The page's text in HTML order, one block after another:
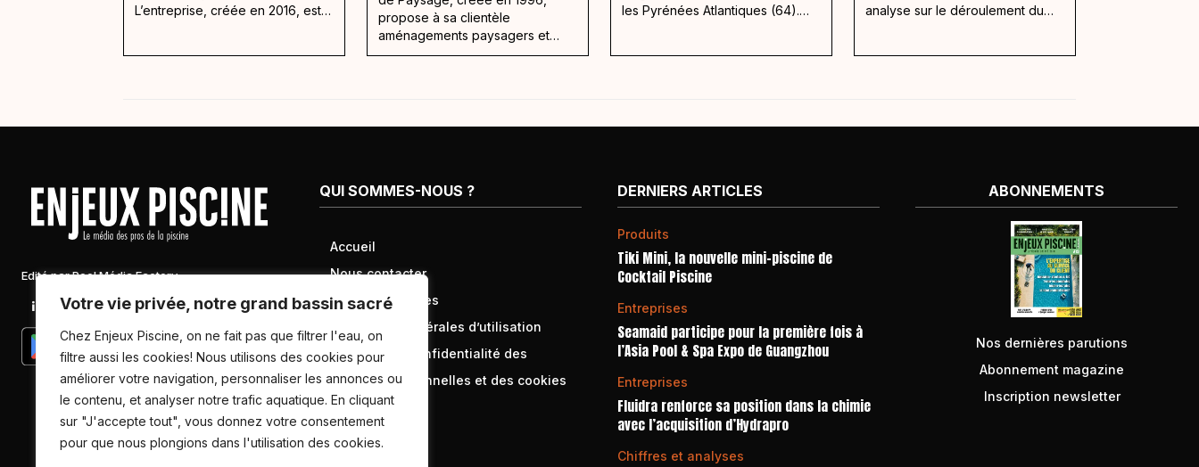
Votre vie privée, notre grand bassin sacré
Chez Enjeux Piscine, on ne fait pas que filtrer l'eau, on
filtre aussi les cookies! Nous utilisons des cookies pour
améliorer votre navigation, personnaliser les annonces ou
le contenu, et analyser notre trafic aquatique. En cliquant
sur "J'accepte tout", vous donnez votre consentement
pour que nous plongions dans l'utilisation des cookies.
L’entreprise, créée en 2016, est
propose à sa clientèle
aménagements paysagers et
créations de piscines.
bénéficier de l’image d’un réseau
les Pyrénées Atlantiques (64).
analyse sur le déroulement du
Edité par Pool Média Factory
Linkedin Newsletter
QUI SOMMES-NOUS ?
Accueil
Nous contacter
Mentions légales
Conditions générales d’utilisation
Politique de confidentialité des
données personnelles et des cookies
DERNIERS ARTICLES
Produits
Tiki Mini, la nouvelle mini-piscine de
Cocktail Piscine
Entreprises
Seamaid participe pour la première fois à
l’Asia Pool & Spa Expo de Guangzhou
Entreprises
Fluidra renforce sa position dans la chimie
avec l’acquisition d’Hydrapro
Chiffres et analyses
ABONNEMENTS
Nos dernières parutions
Abonnement magazine
Inscription newsletter